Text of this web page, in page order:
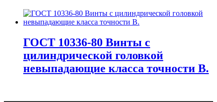
ГОСТ 10336-80 Винты с
цилиндрической головкой
невыпадающие класса точности В.